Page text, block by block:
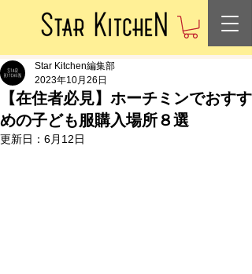
【在住者必見】ホーチミンでおすす
めの子ども服購入場所８選
Star Kitchen編集部
2023年10月26日
更新日： 6月12日